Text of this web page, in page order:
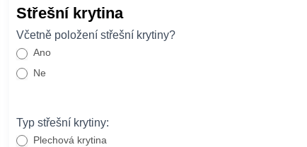
Střešní krytina
Včetně položení střešní krytiny?
Ano
Ne
Typ střešní krytiny:
Plechová krytina